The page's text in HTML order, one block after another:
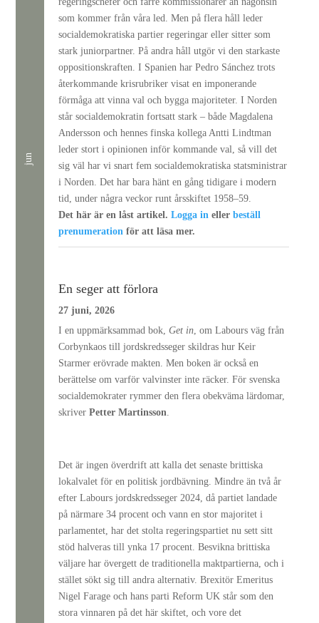
jun
som kommer från våra led. Men på flera håll leder
socialdemokratiska partier regeringar eller sitter som
stark juniorpartner. På andra håll utgör vi den starkaste
oppositionskraften. I Spanien har Pedro Sánchez trots
återkommande krisrubriker visat en imponerande
förmåga att vinna val och bygga majoriteter. I Norden
står socialdemokratin fortsatt stark – både Magdalena
Andersson och hennes finska kollega Antti Lindtman
leder stort i opinionen inför kommande val, så vill det
sig väl har vi snart fem socialdemokratiska statsministrar
i Norden. Det har bara hänt en gång tidigare i modern
tid, under några veckor runt årsskiftet 1958–59.
Det här är en låst artikel.Logga in ellerbeställ
prenumeration för att läsa mer.
En seger att förlora
27 juni, 2026
I en uppmärksammad bok,Get in, om Labours väg från
Corbynkaos till jordskredsseger skildras hur Keir
Starmer erövrade makten. Men boken är också en
berättelse om varför valvinster inte räcker. För svenska
socialdemokrater rymmer den flera obekväma lärdomar,
skriverPetter Martinsson.
Det är ingen överdrift att kalla det senaste brittiska
lokalvalet för en politisk jordbävning. Mindre än två år
efter Labours jordskredsseger 2024, då partiet landade
på närmare 34 procent och vann en stor majoritet i
parlamentet, har det stolta regeringspartiet nu sett sitt
stöd halveras till ynka 17 procent. Besvikna brittiska
väljare har övergett de traditionella maktpartierna, och i
stället sökt sig till andra alternativ. Brexitör Emeritus
Nigel Farage och hans parti Reform UK står som den
stora vinnaren på det här skiftet, och vore det